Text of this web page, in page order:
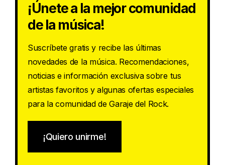
¡Únete a la mejor comunidad
de la música!
Suscríbete gratis y recibe las últimas
novedades de la música. Recomendaciones,
noticias e información exclusiva sobre tus
artistas favoritos y algunas ofertas especiales
para la comunidad de Garaje del Rock.
¡Quiero unirme!